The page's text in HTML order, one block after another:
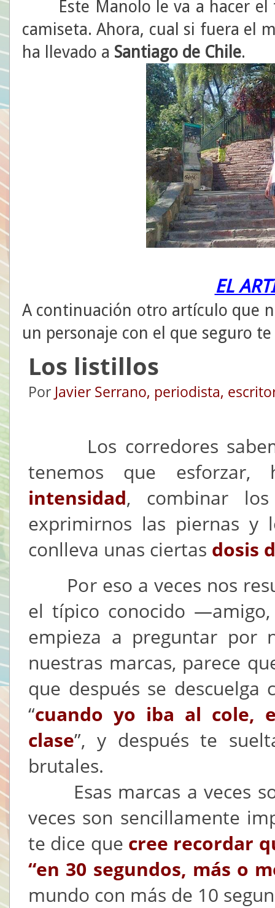
Este Manolo le va a hacer el
camiseta. Ahora, cual si fuera el
ha llevado a Santiago de Chile.
EL
A continuación otro artículo que
un personaje con el que seguro
Los listillos
Por Javier Serrano, periodista,
Los corredores
tenemos que
intensidad, combinar
exprimirnos las piernas y
conlleva unas ciertas dosis
Por eso a veces nos
el típico conocido
empieza a preguntar por
nuestras marcas, parece
que después se
“cuando yo iba al cole,
clase”, y después te
brutales.
Esas marcas a veces
veces son sencillamente
te dice que cree recordar
“en 30 segundos, más o
mundo con más de 10